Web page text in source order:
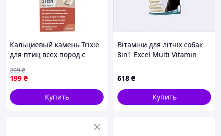
Кальциевый камень Trixie
для птиц всех пород с
40г (50540 /5404)
199 ₴
209₴
Купить
Вітаміни для літніх собак
8in1 Excel Multi Vitamin
шт, A89X99530
618 ₴
Купить